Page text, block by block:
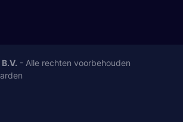
- Alle rechten voorbehouden